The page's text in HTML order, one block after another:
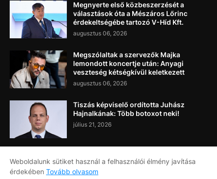
Megnyerte első közbeszerzését a
választások óta a Mészáros Lőrinc
érdekeltségébe tartozó V-Híd Kft.
augusztus 06, 2026
Megszólaltak a szervezők Majka
lemondott koncertje után: Anyagi
veszteség kétségkívül keletkezett
augusztus 06, 2026
Tiszás képviselő ordította Juhász
Hajnalkának: Több botoxot neki!
július 21, 2026
Címlap Rólunk
Weboldalunk sütiket használ a felhasználói élmény javítása
érdekében Tovább olvasom